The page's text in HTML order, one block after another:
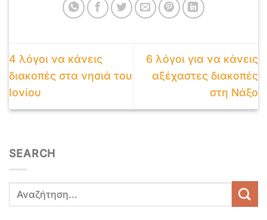
4 λόγοι να κάνεις
διακοπές στα νησιά του
Ιονίου
6 λόγοι για να κάνεις
αξέχαστες διακοπές
στη Νάξο
SEARCH